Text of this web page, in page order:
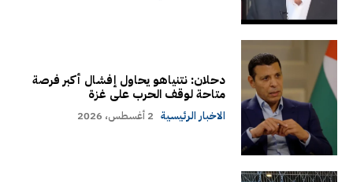
دحلان: نتنياهو يحاول إفشال أكبر فرصة
متاحة لوقف الحرب على غزة
الاخبار الرئيسية 2 أغسطس، 2026